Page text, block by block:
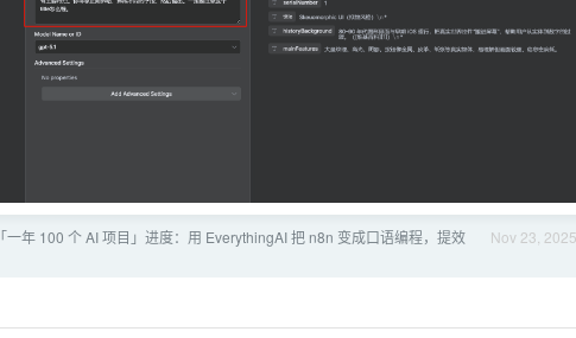
Nov 23, 2025
「一年 100 个 AI 项目」进度：用 EverythingAI 把 n8n 变成口语编程，提效